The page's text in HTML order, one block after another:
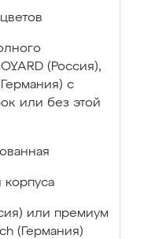
(Россия),
с
или без этой
корпуса
или премиум
(Германия)